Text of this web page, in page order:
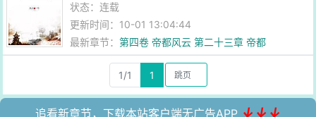
状态：连载
更新时间：10-01 13:04:44
最新章节：第四卷 帝都风云 第二十三章 帝都
1/1 1
追看新章节，下载本站客户端无广告APP ↓↓↓